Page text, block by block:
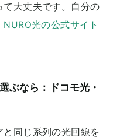
大丈夫です。自分の
NURO光の公式サイト
ぶなら：ドコモ光・
同じ系列の光回線を